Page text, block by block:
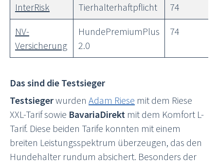
InterRisk
Tierhalterhaftpflicht
74
NV-
Versicherung
HundePremiumPlus
2.0
74
Das sind die Testsieger
Testsiegerwurden Adam Riese mit dem Riese
XXL-Tarif sowie BavariaDirekt mit dem Komfort L-
Tarif. Diese beiden Tarife konnten mit einem
breiten Leistungsspektrum überzeugen, das den
Hundehalter rundum absichert. Besonders der